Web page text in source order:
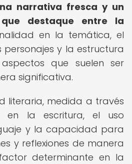
narrativa fresca y un
destaque entre la
en la temática, el
y la estructura
que suelen ser
significativa.
literaria, medida a través
en la escritura, el uso
y la capacidad para
y reflexiones de manera
determinante en la